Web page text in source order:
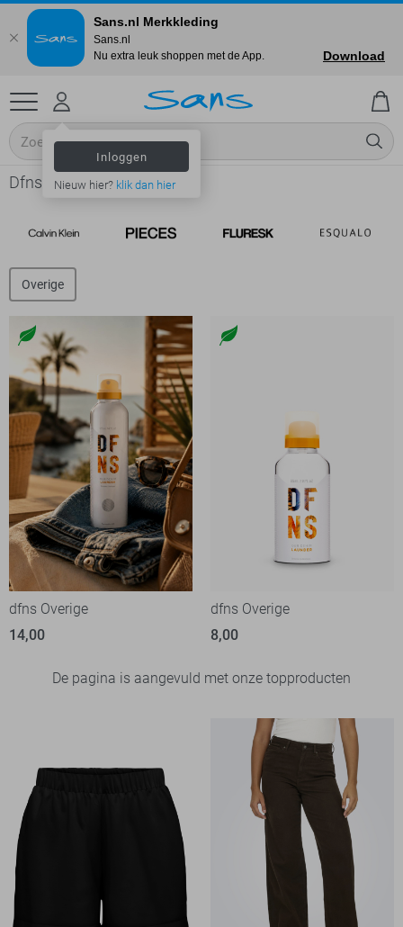
Inloggen
Nieuw hier? klik dan hier
Dfns - Dames
Overige
dfns Overige
14,00
dfns Overige
8,00
De pagina is aangevuld met onze topproducten
Sans.nl Merkkleding
Sans.nl
Nu extra leuk shoppen met de App.
Download